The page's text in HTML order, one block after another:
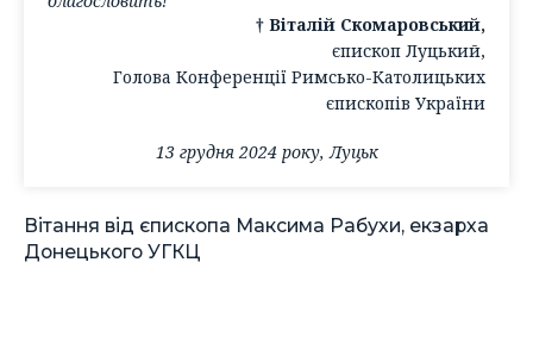
† Віталій Скомаровський,
єпископ Луцький,
Голова Конференції Римсько-Католицьких
єпископів України
13 грудня 2024 року, Луцьк
Вітання від єпископа Максима Рабухи, екзарха
Донецького УГКЦ